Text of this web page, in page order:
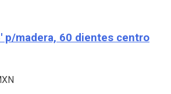
p/madera, 60 dientes centro